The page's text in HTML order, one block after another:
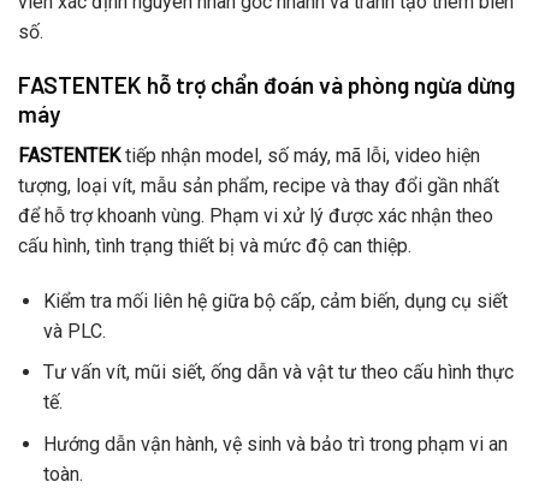
số.
FASTENTEK hỗ trợ chẩn đoán và phòng ngừa dừng
máy
FASTENTEKtiếp nhận model, số máy, mã lỗi, video hiện
tượng, loại vít, mẫu sản phẩm, recipe và thay đổi gần nhất
để hỗ trợ khoanh vùng. Phạm vi xử lý được xác nhận theo
cấu hình, tình trạng thiết bị và mức độ can thiệp.
Kiểm tra mối liên hệ giữa bộ cấp, cảm biến, dụng cụ siết
và PLC.
Tư vấn vít, mũi siết, ống dẫn và vật tư theo cấu hình thực
tế.
Hướng dẫn vận hành, vệ sinh và bảo trì trong phạm vi an
toàn.